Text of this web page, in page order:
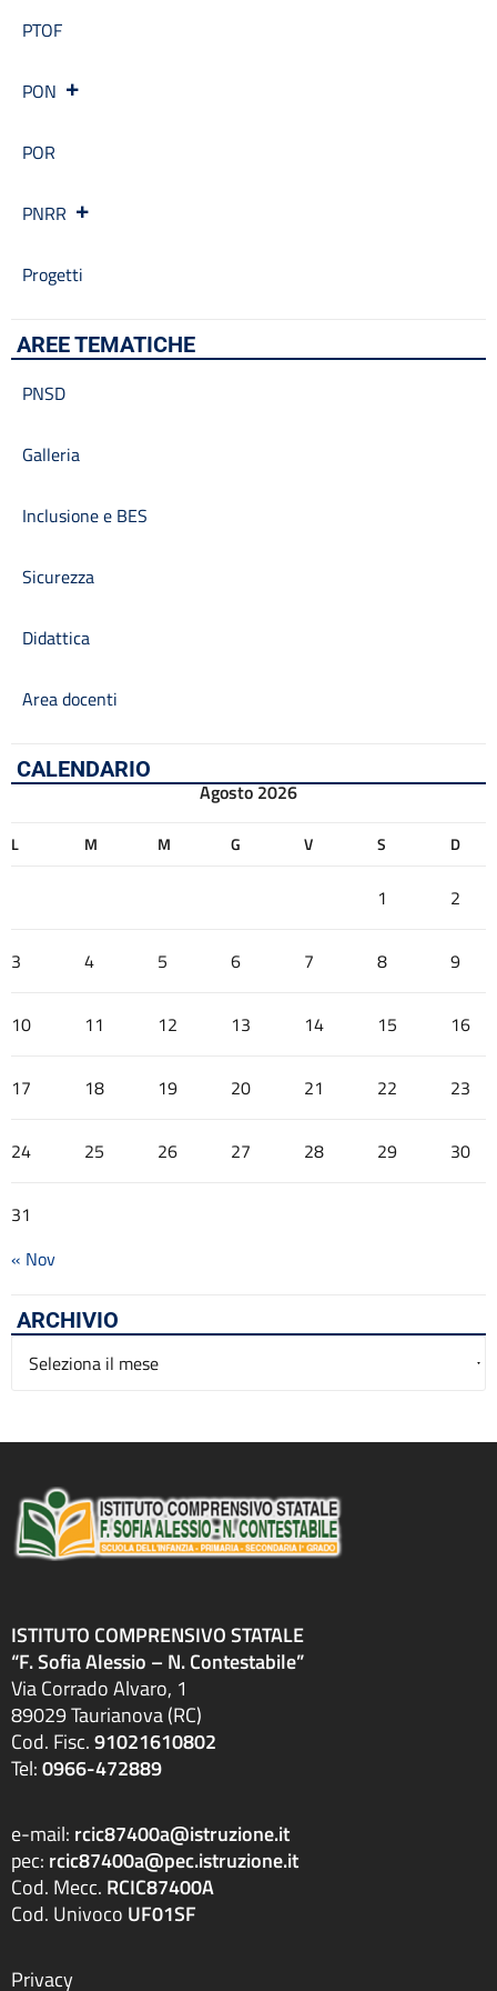
PTOF
PON
POR
PNRR
Progetti
AREE TEMATICHE
PNSD
Galleria
Inclusione e BES
Sicurezza
Didattica
Area docenti
CALENDARIO
Agosto 2026
L M M G V S D
1 2
3 4 5 6 7 8 9
10 11 12 13 14 15 16
17 18 19 20 21 22 23
24 25 26 27 28 29 30
31
« Nov
ARCHIVIO
Archivio
ISTITUTO COMPRENSIVO STATALE
“F. Sofia Alessio – N. Contestabile”
Via Corrado Alvaro, 1
89029 Taurianova (RC)
Cod. Fisc.91021610802
Tel:0966-472889
e-mail: rcic87400a@istruzione.it
pec: rcic87400a@pec.istruzione.it
Cod. Mecc. RCIC87400A
Cod. Univoco UF01SF
Privacy